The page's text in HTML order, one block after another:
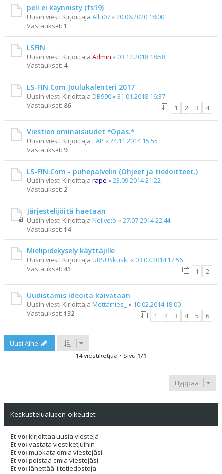
peli ei käynnisty (fs19)
Uusin viesti Kirjoittaja Allu07 « 20.06.2020 18:00
Vastaukset: 1
LSFIN
Uusin viesti Kirjoittaja Admin « 03.12.2018 18:58
Vastaukset: 4
LS-FIN.Com Joulukalenteri 2017
Uusin viesti Kirjoittaja DB990 « 31.01.2018 16:37
Vastaukset: 86 1 2 3 4
Viestien ominaisuudet *Opas.*
Uusin viesti Kirjoittaja EAP « 24.11.2014 15:55
Vastaukset: 9
LS-FIN.Com - puhepalvelin (Ohjeet ja tiedoitteet.)
Uusin viesti Kirjoittaja rape « 23.09.2014 21:22
Vastaukset: 2
Järjestelijöitä haetaan
Uusin viesti Kirjoittaja Neliveto « 27.07.2014 22:44
Vastaukset: 14
Mielipidekysely käyttäjille
Uusin viesti Kirjoittaja URSUSkuski « 03.07.2014 17:56
Vastaukset: 41 1 2
Uudistamis ideoita kaivataan
Uusin viesti Kirjoittaja Mettämies_ « 10.02.2014 18:00
Vastaukset: 132 1 2 3 4 5 6
Uusi Aihe
14 viestiketjua • Sivu 1/1
Hyppää
Keskustelualueen oikeudet
Et voi kirjoittaa uusia viestejä
Et voi vastata viestiketjuihin
Et voi muokata omia viestejäsi
Et voi poistaa omia viestejäsi
Et voi lähettää liitetiedostoja